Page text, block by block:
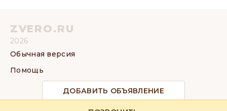
ZVERO.RU
2026
Обычная версия
Помощь
ДОБАВИТЬ ОБЪЯВЛЕНИЕ